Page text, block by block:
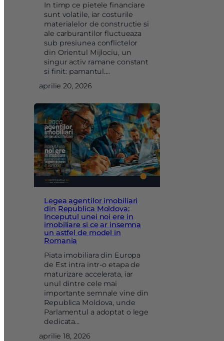
In timp ce pietele financiare
sunt volatile, iar costurile
materialelor de constructie si
ale carburantilor fluctueaza
sub presiunea conflictelor
din Orientul Mijlociu, un
singur activ ramane constant
si finit: pamantul.…
aprilie 20, 2026
Legea agentilor imobiliari
din Republica Moldova:
Inceputul unei noi ere in
imobiliare si ce ar insemna
un astfel de model in
Romania
Piata imobiliara din Europa
de Est intra intr-o etapa de
maturizare accelerata, iar
unul dintre cele mai
importante semnale vine din
Republica Moldova, unde
Parlamentul a adoptat o lege
dedicata…
aprilie 18, 2026